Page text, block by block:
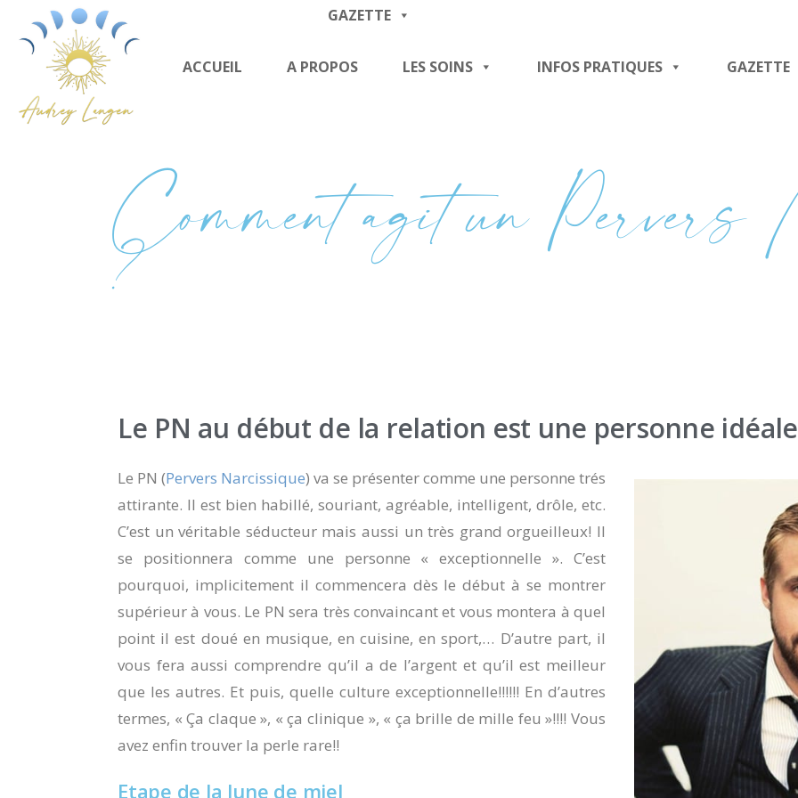
ACCUEIL A PROPOS LES SOINS INFOS PRATIQUES GAZETTE
GAZETTE
Comment agit un
?
Le PN au début de la relation est une personne idéale
Le PN (Pervers Narcissique) va se présenter comme une personne trés
attirante. Il est bien habillé, souriant, agréable, intelligent, drôle, etc.
C’est un véritable séducteur mais aussi un très grand orgueilleux! Il
se positionnera comme une personne « exceptionnelle ». C’est
pourquoi, implicitement il commencera dès le début à se montrer
supérieur à vous. Le PN sera très convaincant et vous montera à quel
point il est doué en musique, en cuisine, en sport,… D’autre part, il
vous fera aussi comprendre qu’il a de l’argent et qu’il est meilleur
que les autres. Et puis, quelle culture exceptionnelle!!!!!! En d’autres
termes, « Ça claque », « ça clinique », « ça brille de mille feu »!!!! Vous
avez enfin trouver la perle rare!!
Etape de la lune de miel